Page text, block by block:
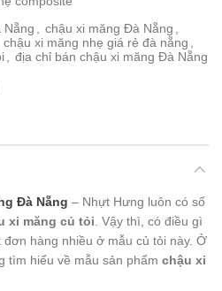
Nẵng chậu xi măng Đà Nẵng
chậu xi măng nhẹ giá rẻ đà nẵng
địa chỉ bán chậu xi măng Đà Nẵng
Đà Nẵng – Nhựt Hưng luôn có số
xi măng củ tỏi . Vậy thì, có điều gì
hàng nhiều ở mẫu củ tỏi này. Ở
tìm hiểu về mẫu sản phẩm chậu xi